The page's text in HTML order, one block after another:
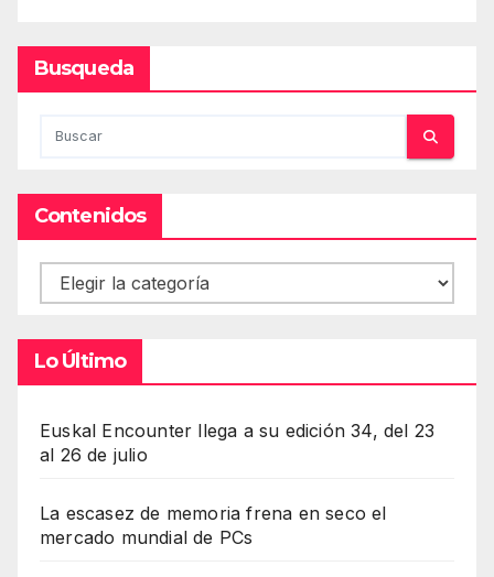
Busqueda
Contenidos
Contenidos
Lo Último
Euskal Encounter llega a su edición 34, del 23
al 26 de julio
La escasez de memoria frena en seco el
mercado mundial de PCs